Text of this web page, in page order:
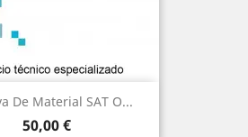
De Material SAT O...
Precio
50,00 €